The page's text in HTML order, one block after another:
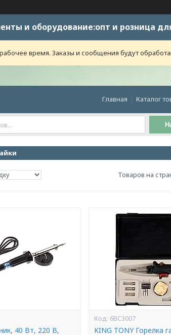
и оборудование:опт и розница
время. Заказы и сообщения будут
Главная Каталог
40 Вт, 220 В,
6BC3007
KING TONY Горелка